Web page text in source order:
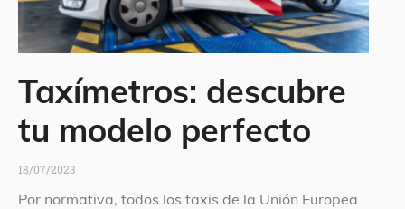
Taxímetros: descubre
tu modelo perfecto
18/07/2023
Por normativa, todos los taxis de la Unión Europea